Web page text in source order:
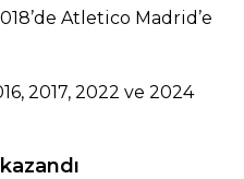
Atletico Madrid’e
2017, 2022 ve 2024